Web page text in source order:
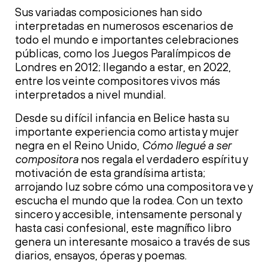
Sus variadas composiciones han sido
interpretadas en numerosos escenarios de
todo el mundo e importantes celebraciones
públicas, como los Juegos Paralímpicos de
Londres en 2012; llegando a estar, en 2022,
entre los veinte compositores vivos más
interpretados a nivel mundial.
Desde su difícil infancia en Belice hasta su
importante experiencia como artista y mujer
negra en el Reino Unido, Cómo llegué a ser
compositora nos regala el verdadero espíritu y
motivación de esta grandísima artista;
arrojando luz sobre cómo una compositora ve y
escucha el mundo que la rodea. Con un texto
sincero y accesible, intensamente personal y
hasta casi confesional, este magnífico libro
genera un interesante mosaico a través de sus
diarios, ensayos, óperas y poemas.